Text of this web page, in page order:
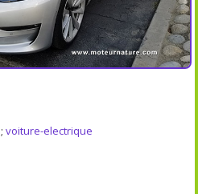
;voiture-electrique